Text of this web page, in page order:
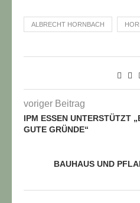
ALBRECHT HORNBACH
voriger Beitrag
IPM ESSEN UNTERSTÜTZT
GUTE GRÜNDE“
BAUHAUS UND